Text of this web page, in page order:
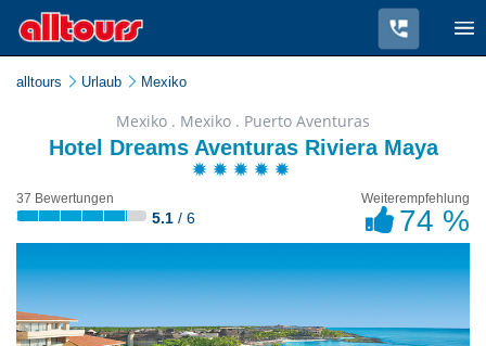
alltours Urlaub Mexiko
Mexiko . Mexiko . Puerto Aventuras
Hotel Dreams Aventuras Riviera Maya
37 Bewertungen
5.1 / 6
Weiterempfehlung
74 %